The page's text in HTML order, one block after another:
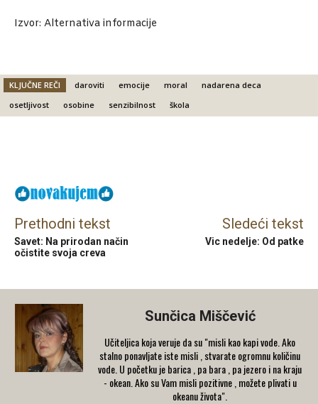
Izvor: Alternativa informacije
KLJUČNE REČI daroviti emocije moral
nadarena deca
osetljivost
osobine senzibilnost škola
Prethodni tekst
Savet: Na prirodan način
očistite svoja creva
Sledeći tekst
Vic nedelje: Od patke
Sunčica Miščević
Učiteljica koja veruje da su "misli kao kapi vode. Ako
stalno ponavljate iste misli , stvarate ogromnu količinu
vode. U početku je barica , pa bara , pa jezero i na kraju
- okean. Ako su Vam misli pozitivne , možete plivati u
okeanu života".